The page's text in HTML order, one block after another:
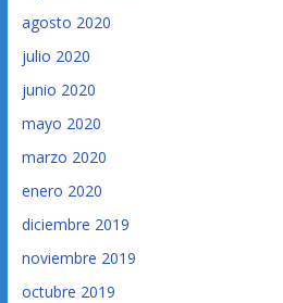
agosto 2020
julio 2020
junio 2020
mayo 2020
marzo 2020
enero 2020
diciembre 2019
noviembre 2019
octubre 2019